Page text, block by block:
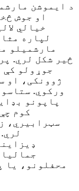
د ایموشن
او جوش
خیالي
لپاره
مارشمیلو
څیر شکل لري.
جوړولو کې
ژوونکی، او
ورکوي.
پاپونو
کوم
سټرابیري،
محفلونو، یا